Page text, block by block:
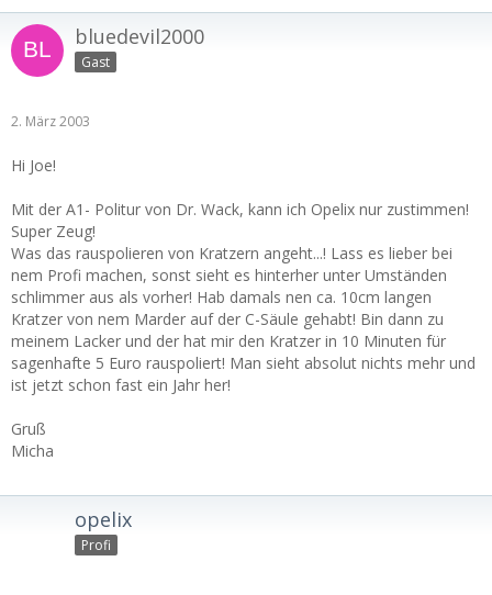
bluedevil2000
Gast
2. März 2003
Hi Joe!
Mit der A1- Politur von Dr. Wack, kann ich Opelix nur zustimmen!
Super Zeug!
Was das rauspolieren von Kratzern angeht...! Lass es lieber bei
nem Profi machen, sonst sieht es hinterher unter Umständen
schlimmer aus als vorher! Hab damals nen ca. 10cm langen
Kratzer von nem Marder auf der C-Säule gehabt! Bin dann zu
meinem Lacker und der hat mir den Kratzer in 10 Minuten für
sagenhafte 5 Euro rauspoliert! Man sieht absolut nichts mehr und
ist jetzt schon fast ein Jahr her!
Gruß
Micha
opelix
Profi